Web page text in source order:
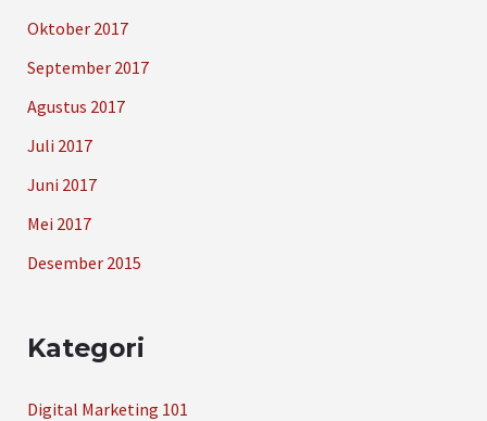
Oktober 2017
September 2017
Agustus 2017
Juli 2017
Juni 2017
Mei 2017
Desember 2015
Kategori
Digital Marketing 101